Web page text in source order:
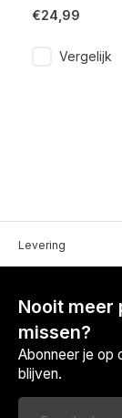
€24,99
Vergelijk
Levering
Nooit meer
missen?
Abonneer je op
blijven.